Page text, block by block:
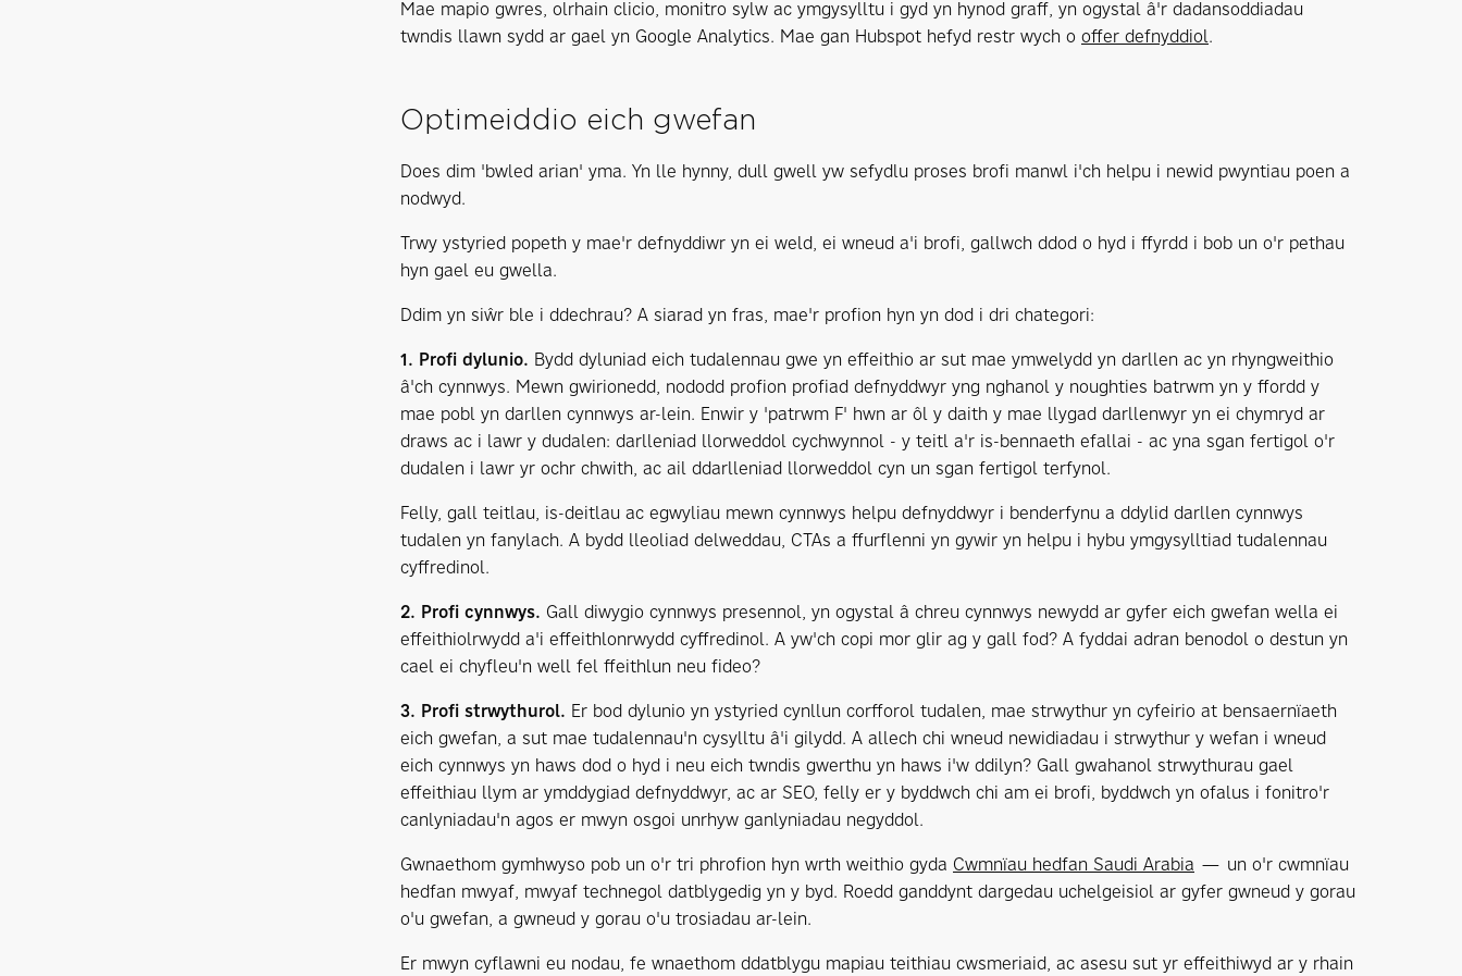
Mae mapio gwres, olrhain clicio, monitro sylw ac ymgysylltu i gyd yn hynod graff, yn ogystal â'r dadansoddiadau
twndis llawn sydd ar gael yn Google Analytics. Mae gan Hubspot hefyd restr wych o offer defnyddiol.
Optimeiddio eich gwefan
Does dim 'bwled arian' yma. Yn lle hynny, dull gwell yw sefydlu proses brofi manwl i'ch helpu i newid pwyntiau poen a
nodwyd.
Trwy ystyried popeth y mae'r defnyddiwr yn ei weld, ei wneud a'i brofi, gallwch ddod o hyd i ffyrdd i bob un o'r pethau
hyn gael eu gwella.
Ddim yn siŵr ble i ddechrau? A siarad yn fras, mae'r profion hyn yn dod i dri chategori:
1. Profi dylunio. Bydd dyluniad eich tudalennau gwe yn effeithio ar sut mae ymwelydd yn darllen ac yn rhyngweithio
â'ch cynnwys. Mewn gwirionedd, nododd profion profiad defnyddwyr yng nghanol y noughties batrwm yn y ffordd y
mae pobl yn darllen cynnwys ar-lein. Enwir y 'patrwm F' hwn ar ôl y daith y mae llygad darllenwyr yn ei chymryd ar
draws ac i lawr y dudalen: darlleniad llorweddol cychwynnol - y teitl a'r is-bennaeth efallai - ac yna sgan fertigol o'r
dudalen i lawr yr ochr chwith, ac ail ddarlleniad llorweddol cyn un sgan fertigol terfynol.
Felly, gall teitlau, is-deitlau ac egwyliau mewn cynnwys helpu defnyddwyr i benderfynu a ddylid darllen cynnwys
tudalen yn fanylach. A bydd lleoliad delweddau, CTAs a ffurflenni yn gywir yn helpu i hybu ymgysylltiad tudalennau
cyffredinol.
2. Profi cynnwys. Gall diwygio cynnwys presennol, yn ogystal â chreu cynnwys newydd ar gyfer eich gwefan wella ei
effeithiolrwydd a'i effeithlonrwydd cyffredinol. A yw'ch copi mor glir ag y gall fod? A fyddai adran benodol o destun yn
cael ei chyfleu'n well fel ffeithlun neu fideo?
3. Profi strwythurol. Er bod dylunio yn ystyried cynllun corfforol tudalen, mae strwythur yn cyfeirio at bensaernïaeth
eich gwefan, a sut mae tudalennau'n cysylltu â'i gilydd. A allech chi wneud newidiadau i strwythur y wefan i wneud
eich cynnwys yn haws dod o hyd i neu eich twndis gwerthu yn haws i'w ddilyn? Gall gwahanol strwythurau gael
effeithiau llym ar ymddygiad defnyddwyr, ac ar SEO, felly er y byddwch chi am ei brofi, byddwch yn ofalus i fonitro'r
canlyniadau'n agos er mwyn osgoi unrhyw ganlyniadau negyddol.
Gwnaethom gymhwyso pob un o'r tri phrofion hyn wrth weithio gyda Cwmnïau hedfan Saudi Arabia — un o'r cwmnïau
hedfan mwyaf, mwyaf technegol datblygedig yn y byd. Roedd ganddynt dargedau uchelgeisiol ar gyfer gwneud y gorau
o'u gwefan, a gwneud y gorau o'u trosiadau ar-lein.
Er mwyn cyflawni eu nodau, fe wnaethom ddatblygu mapiau teithiau cwsmeriaid, ac asesu sut yr effeithiwyd ar y rhain